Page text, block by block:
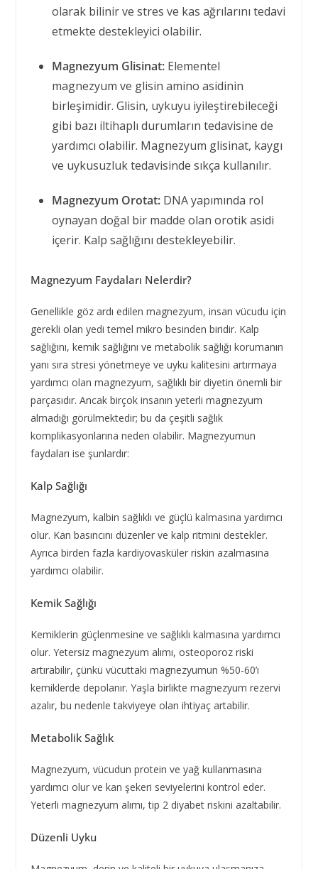
olarak bilinir ve stres ve kas ağrılarını tedavi
etmekte destekleyici olabilir.
Magnezyum Glisinat:Elementel
magnezyum ve glisin amino asidinin
birleşimidir. Glisin, uykuyu iyileştirebileceği
gibi bazı iltihaplı durumların tedavisine de
yardımcı olabilir. Magnezyum glisinat, kaygı
ve uykusuzluk tedavisinde sıkça kullanılır.
Magnezyum Orotat:DNA yapımında rol
oynayan doğal bir madde olan orotik asidi
içerir. Kalp sağlığını destekleyebilir.
Magnezyum Faydaları Nelerdir?
Genellikle göz ardı edilen magnezyum, insan vücudu için
gerekli olan yedi temel mikro besinden biridir. Kalp
sağlığını, kemik sağlığını ve metabolik sağlığı korumanın
yanı sıra stresi yönetmeye ve uyku kalitesini artırmaya
yardımcı olan magnezyum, sağlıklı bir diyetin önemli bir
parçasıdır. Ancak birçok insanın yeterli magnezyum
almadığı görülmektedir; bu da çeşitli sağlık
komplikasyonlarına neden olabilir. Magnezyumun
faydaları ise şunlardır:
Kalp Sağlığı
Magnezyum, kalbin sağlıklı ve güçlü kalmasına yardımcı
olur. Kan basıncını düzenler ve kalp ritmini destekler.
Ayrıca birden fazla kardiyovasküler riskin azalmasına
yardımcı olabilir.
Kemik Sağlığı
Kemiklerin güçlenmesine ve sağlıklı kalmasına yardımcı
olur. Yetersiz magnezyum alımı, osteoporoz riski
artırabilir, çünkü vücuttaki magnezyumun %50-60’ı
kemiklerde depolanır. Yaşla birlikte magnezyum rezervi
azalır, bu nedenle takviyeye olan ihtiyaç artabilir.
Metabolik Sağlık
Magnezyum, vücudun protein ve yağ kullanmasına
yardımcı olur ve kan şekeri seviyelerini kontrol eder.
Yeterli magnezyum alımı, tip 2 diyabet riskini azaltabilir.
Düzenli Uyku